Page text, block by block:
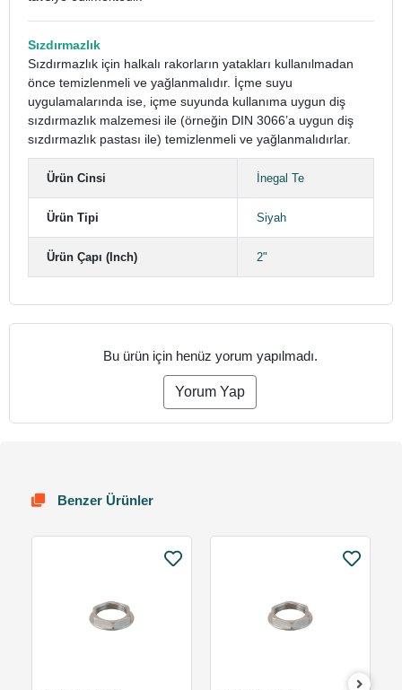
Sızdırmazlık
Sızdırmazlık için halkalı rakorların yatakları kullanılmadan
önce temizlenmeli ve yağlanmalıdır. İçme suyu
uygulamalarında ise, içme suyunda kullanıma uygun diş
sızdırmazlık malzemesi ile (örneğin DIN 3066’a uygun diş
sızdırmazlık pastası ile) temizlenmeli ve yağlanmalıdırlar.
Ürün Cinsi İnegal Te
Ürün Tipi Siyah
Ürün Çapı (Inch) 2"
Bu ürün için henüz yorum yapılmadı.
Yorum Yap
Benzer Ürünler